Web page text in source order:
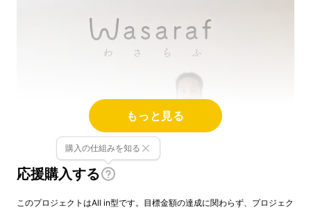
もっと見る
応援購入する
購入の仕組みを知る
このプロジェクトはAll in型です。目標金額の達成に関わらず、プロジェク